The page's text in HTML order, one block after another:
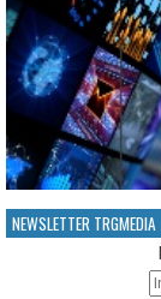
NEWSLETTER TRGMEDIA